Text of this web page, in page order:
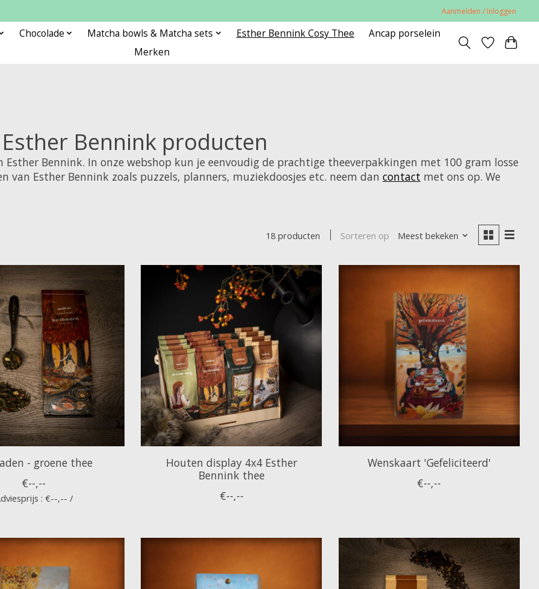
Aanmelden / Inloggen
Chocolade Matcha bowls & Matcha sets Esther Bennink Cosy Thee
Ancap porselein
Merken
Esther Bennink producten
Bennink. In onze webshop kun je eenvoudig de prachtige theeverpakkingen met 100 gram losse
van Esther Bennink zoals puzzels, planners, muziekdoosjes etc. neem dan contact met ons op. We
18 producten Sorteren op Meest bekeken
- groene thee
€--,--
: €--,-- /
Houten display 4x4 Esther
Bennink thee
€--,--
Wenskaart 'Gefeliciteerd'
€--,--